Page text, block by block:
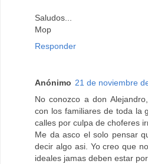
Saludos...
Mop
Responder
Anónimo 21 de noviembre
No conozco a don
con los familiares de toda la
calles por culpa de choferes
Me da asco el solo pensar
decir algo asi. Yo creo que
ideales jamas deben estar